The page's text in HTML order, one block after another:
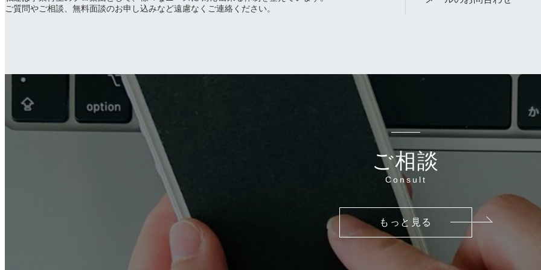
ご質問やご相談、無料面談のお申し込みなど遠慮なくご連絡ください。
ご相談
Consult
もっと見る